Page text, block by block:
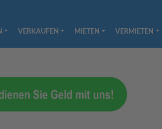
VERKAUFEN MIETEN VERMIETEN